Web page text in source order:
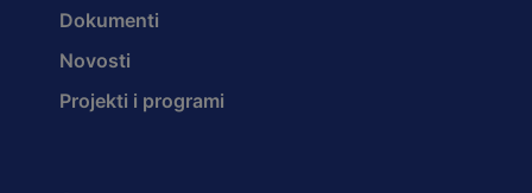
Dokumenti
Novosti
Projekti i programi